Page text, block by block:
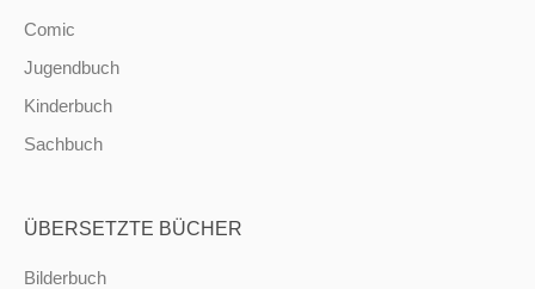
Comic
Jugendbuch
Kinderbuch
Sachbuch
ÜBERSETZTE BÜCHER
Bilderbuch